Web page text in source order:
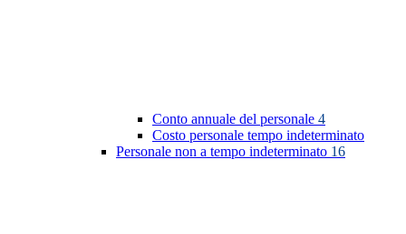
Conto annuale del personale 4
Costo personale tempo indeterminato
Personale non a tempo indeterminato 16